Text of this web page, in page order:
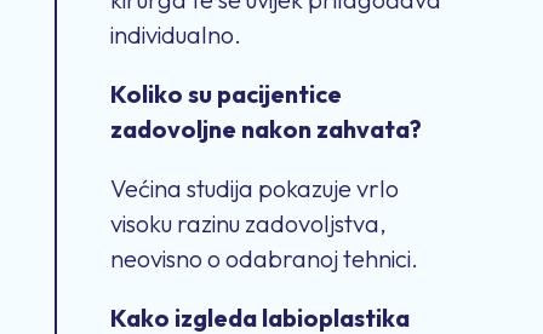
individualno.
Koliko su pacijentice
zadovoljne nakon zahvata?
Većina studija pokazuje vrlo
visoku razinu zadovoljstva,
neovisno o odabranoj tehnici.
Kako izgleda labioplastika